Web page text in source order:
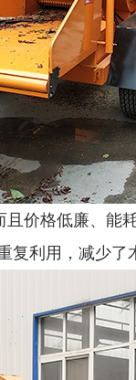
格低廉、能
利用，减少了